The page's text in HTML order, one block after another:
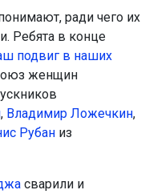
ради чего их
Ребята в конце
подвиг в наших
женщин
, Владимир Ложечкин,
Рубаниз
сварили и